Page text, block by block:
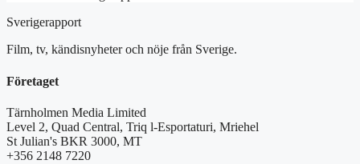
Sverigerapport
Film, tv, kändisnyheter och nöje från Sverige.
Företaget
Tärnholmen Media Limited
Level 2, Quad Central, Triq l-Esportaturi, Mriehel
St Julian's BKR 3000, MT
+356 2148 7220